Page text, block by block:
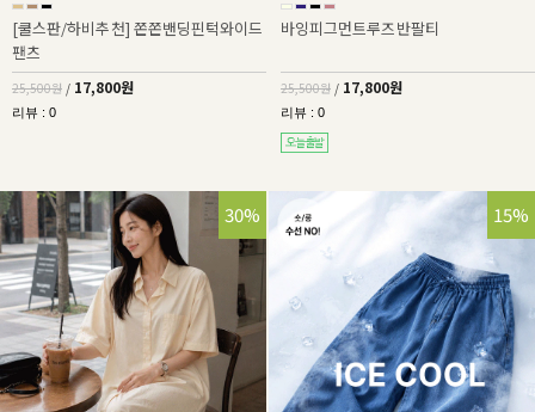
[쿨스판/하비추천] 쫀쫀밴딩핀턱와이드
팬츠
25,500원 / 17,800원
리뷰 : 0
바잉피그먼트루즈반팔티
25,500원 / 17,800원
리뷰 : 0
30% 32%
15%